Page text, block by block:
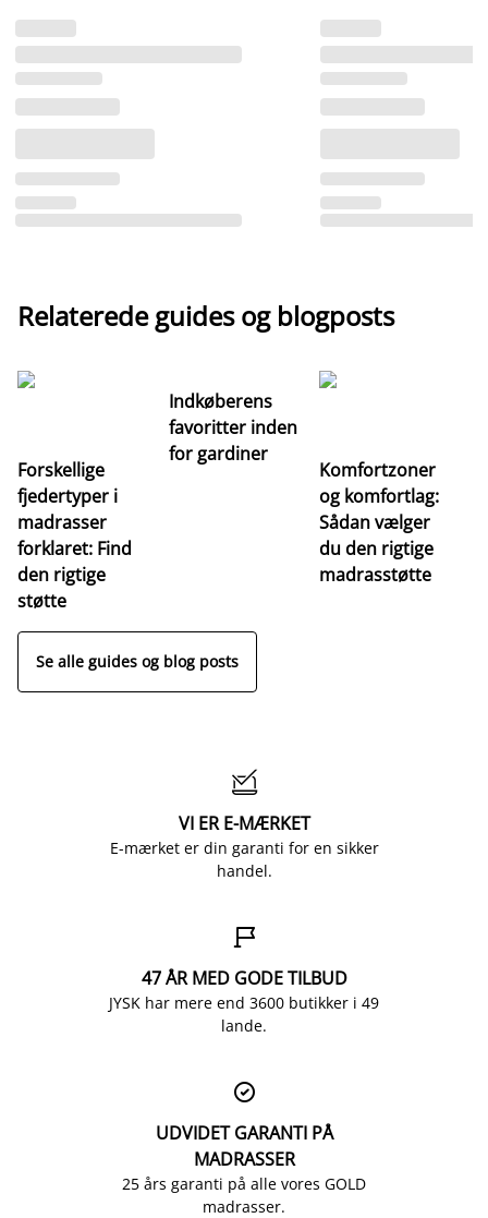
Relaterede guides og blogposts
Forskellige
fjedertyper i
madrasser
forklaret: Find
den rigtige
støtte
Indkøberens
favoritter inden
for gardiner
Komfortzoner
og komfortlag:
Sådan vælger
du den rigtige
madrasstøtte
Se alle guides og blog posts

VI ER E-MÆRKET
E-mærket er din garanti for en sikker
handel.

47 ÅR MED GODE TILBUD
JYSK har mere end 3600 butikker i 49
lande.

UDVIDET GARANTI PÅ
MADRASSER
25 års garanti på alle vores GOLD
madrasser.